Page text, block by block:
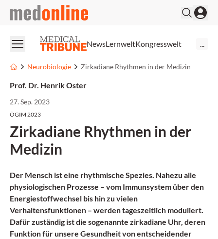
medonline
NewsLernweltKongresswelt
Neurobiologie Zirkadiane Rhythmen in der Medizin
Prof. Dr. Henrik Oster
27. Sep. 2023
ÖGIM 2023
Zirkadiane Rhythmen in der
Medizin
Der Mensch ist eine rhythmische Spezies. Nahezu alle
physiologischen Prozesse – vom Immunsystem über den
Energiestoffwechsel bis hin zu vielen
Verhaltensfunktionen – werden tageszeitlich moduliert.
Dafür zuständig ist die sogenannte zirkadiane Uhr, deren
Funktion für unsere Gesundheit von entscheidender